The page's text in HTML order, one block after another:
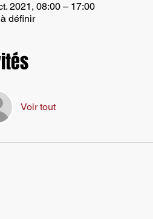
2021, 08:00 – 17:00
définir
Voir tout